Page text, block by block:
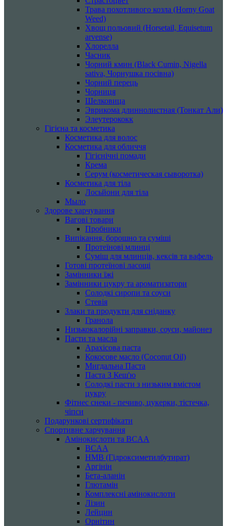
Трава похотливого козла (Horny Goat
Weed)
Хвощ польовий (Horsetail, Equisetum
arvense)
Хлорелла
Часник
Чорний кмин (Black Cumin, Nigella
sativa, Чорнушка посівна)
Чорний перець
Чорниця
Шелковица
Эврикома длиннолистная (Тонкат Али)
Элеутерококк
Гігієна та косметика
Косметика для волос
Косметика для обличчя
Гігієнічні помади
Крема
Серум (косметическая сыворотка)
Косметика для тіла
Лосьйони для тіла
Мыло
Здорове харчування
Вагові товари
Пробники
Випікання, борошно та суміші
Протеїнові млинці
Суміш для млинців, кексів та вафель
Готові протеїнові ласощі
Замінники їжі
Замінники цукру та ароматизатори
Солодкі сиропи та соуси
Стевія
Злаки та продукти для сніданку
Гранола
Низькокалорійні заправки, соуси, майонез
Пасти та масла
Арахісова паста
Кокосове масло (Coconut Oil)
Мигдальна Паста
Паста З Кеш'ю
Солодкі пасти з низьким вмістом
цукру
Фітнес снеки - печиво, цукерки, тістечка,
чіпси
Подарункові сертифікати
Спортивне харчування
Амінокислоти та BCAA
BCAA
HMB (Гідроксиметилбутират)
Аргінін
Бета-аланін
Глютамін
Комплексні амінокислоти
Лізин
Лейцин
Орнітин